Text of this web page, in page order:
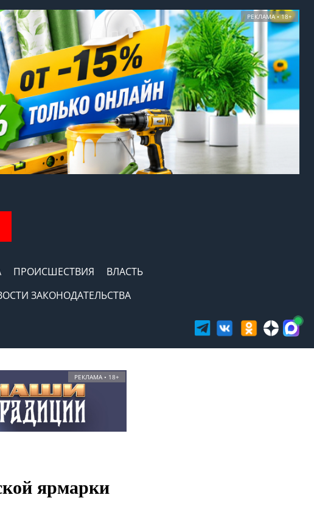
РЕКЛАМА • 18+
ПРОИСШЕСТВИЯ
ВЛАСТЬ
ЗАКОНОДАТЕЛЬСТВА
РЕКЛАМА • 18+
ярмарки